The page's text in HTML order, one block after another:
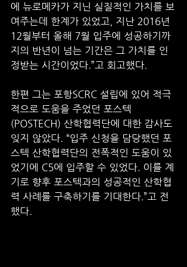
에 뉴로메카가 지닌 실질적인 가치를 보
여주는데 한계가 있었고, 지난 2016년
12월부터 올해 7월 입주에 성공하기까
지의 반년이 넘는 기간은 그 가치를 인
정받는 시간이었다.”고 회고했다.
한편 그는 포항SCRC 설립에 있어 적극
적으로 도움을 주었던 포스텍
(POSTECH) 산학협력단에 대한 감사도
잊지 않았다. “입주 신청을 담당했던 포
스텍 산학협력단의 전폭적인 도움이 있
었기에 C5에 입주할 수 있었다. 이를 계
기로 향후 포스텍과의 성공적인 산학협
력 사례를 구축하기를 기대한다.”고 전
했다.